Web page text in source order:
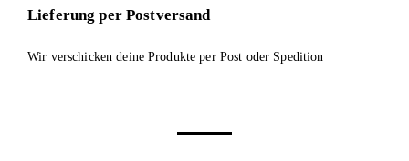
Lieferung per Postversand
Wir verschicken deine Produkte per Post oder Spedition